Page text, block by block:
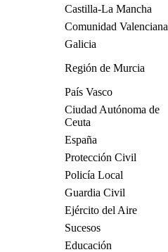
Castilla-La Mancha
Comunidad Valenciana
Galicia
Región de Murcia
País Vasco
Ciudad Autónoma de
Ceuta
España
Protección Civil
Policía Local
Guardia Civil
Ejército del Aire
Sucesos
Educación